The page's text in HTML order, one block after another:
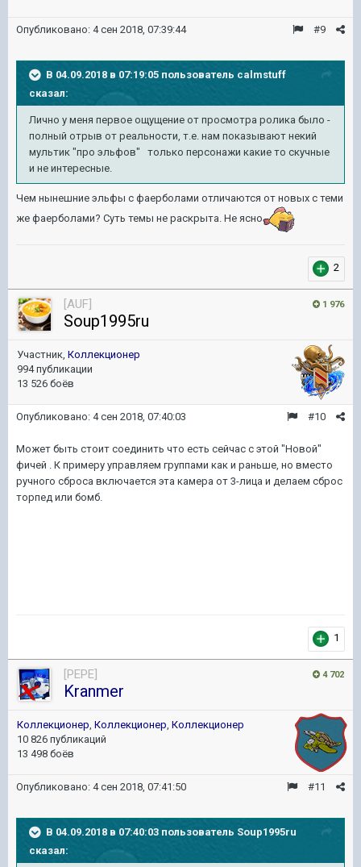
#9
Опубликовано: 4 сен 2018, 07:39:44
В 04.09.2018 в 07:19:05 пользователь calmstuff
сказал:
Лично у меня первое ощущение от просмотра ролика было -
полный отрыв от реальности, т.е. нам показывают некий
мультик "про эльфов" только персонажи какие то скучные
и не интересные.
Чем нынешние эльфы с фаерболами отличаются от новых с теми
же фаерболами? Суть темы не раскрыта. Не ясно
2
1 976
[AUF]
Soup1995ru
Участник, Коллекционер
994 публикации
13 526 боёв
#10
Опубликовано: 4 сен 2018, 07:40:03
Может быть стоит соединить что есть сейчас с этой "Новой"
фичей . К примеру управляем группами как и раньше, но вместо
ручного сброса включается эта камера от 3-лица и делаем сброс
торпед или бомб.
1
4 702
[PEPE]
Kranmer
Коллекционер Коллекционер Коллекционер
10 826 публикаций
13 498 боёв
#11
Опубликовано: 4 сен 2018, 07:41:50
В 04.09.2018 в 07:40:03 пользователь Soup1995ru
сказал: